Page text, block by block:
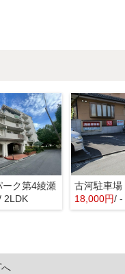
ーク第4綾瀬
2LDK
古河駐車場
18,000円/ -